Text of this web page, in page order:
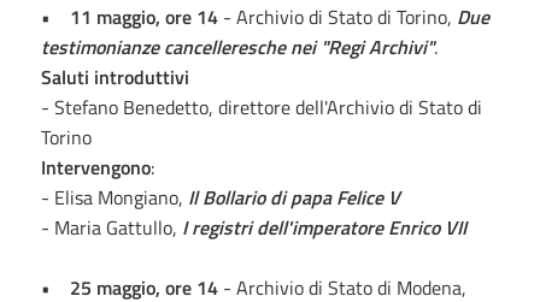
• 11 maggio, ore 14- Archivio di Stato di Torino, Due
testimonianze cancelleresche nei "Regi Archivi".
Saluti introduttivi
- Stefano Benedetto, direttore dell'Archivio di Stato di
Torino
Intervengono:
- Elisa Mongiano, Il Bollario di papa Felice V
- Maria Gattullo, I registri dell'imperatore Enrico VII
• 25 maggio, ore 14- Archivio di Stato di Modena,